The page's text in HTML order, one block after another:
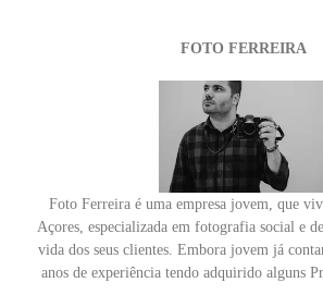
FOTO FERREIRA
Foto Ferreira é uma empresa jovem, que
Açores, especializada em fotografia social e
vida dos seus clientes. Embora jovem já
anos de experiência tendo adquirido alguns